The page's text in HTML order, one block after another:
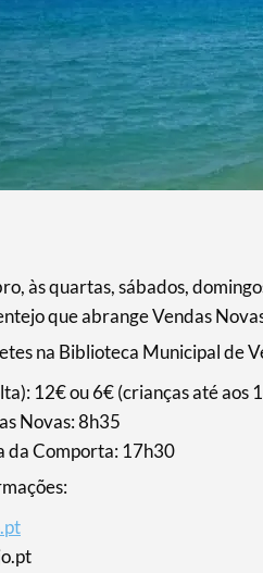
Termo de Pesquisa
Categorias gerais
às quartas, sábados,
que abrange Vendas
na Biblioteca Municipal de
12€ ou 6€ (crianças até aos
Novas: 8h35
da Comporta: 17h30